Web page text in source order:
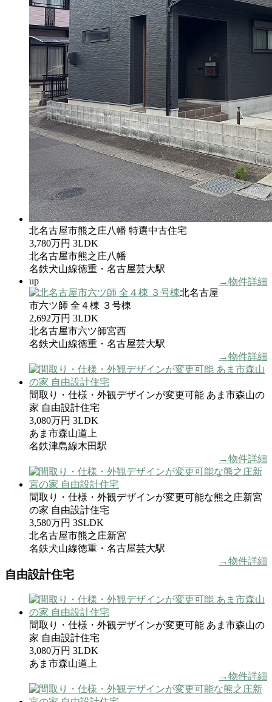
北名古屋市熊之庄八幡 特選中古住宅
3,780万円 3LDK
北名古屋市熊之庄八幡
名鉄犬山線徳重・名古屋芸大駅
→物件詳細
up
北名古屋
市六ツ師 全４棟 ３号棟
2,692万円 3LDK
北名古屋市六ツ師宮西
名鉄犬山線徳重・名古屋芸大駅
→物件詳細
間取り・仕様・外観デザインが変更可能 あま市森山の
家 自由設計住宅
3,080万円 3LDK
あま市森山道上
名鉄津島線木田駅
→物件詳細
間取り・仕様・外観デザインが変更可能な熊之庄新宮
の家 自由設計住宅
3,580万円 3SLDK
北名古屋市熊之庄新宮
名鉄犬山線徳重・名古屋芸大駅
→物件詳細
自由設計住宅
間取り・仕様・外観デザインが変更可能 あま市森山の
家 自由設計住宅
3,080万円 3LDK
あま市森山道上
→物件詳細